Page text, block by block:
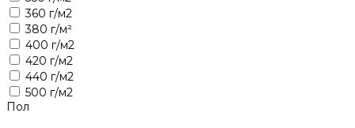
360 г/м2
380 г/м²
400 г/м2
420 г/м2
440 г/м2
500 г/м2
Пол